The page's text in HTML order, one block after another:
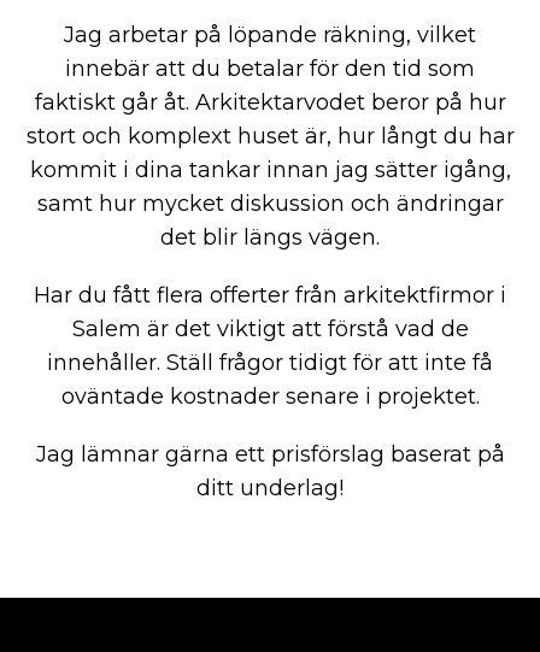
Jag arbetar på löpande räkning, vilket
innebär att du betalar för den tid som
faktiskt går åt. Arkitektarvodet beror på hur
stort och komplext huset är, hur långt du har
kommit i dina tankar innan jag sätter igång,
samt hur mycket diskussion och ändringar
det blir längs vägen.
Har du fått flera offerter från arkitektfirmor i
Salem är det viktigt att förstå vad de
innehåller. Ställ frågor tidigt för att inte få
oväntade kostnader senare i projektet.
Jag lämnar gärna ett prisförslag baserat på
ditt underlag!